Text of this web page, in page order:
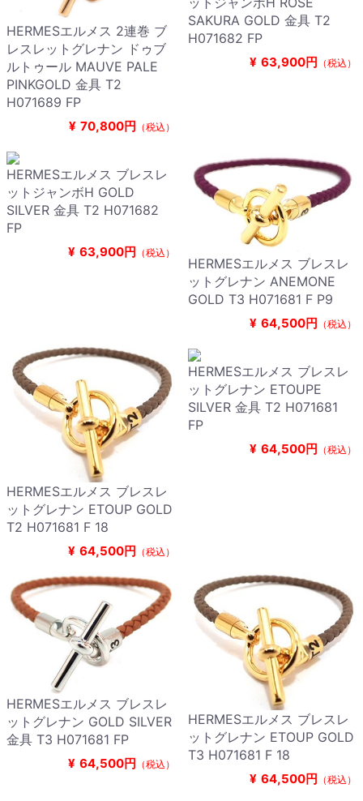
HERMESエルメス 2連巻 ブ
レスレットグレナン ドゥブ
ルトゥール MAUVE PALE
PINKGOLD 金具 T2
H071689 FP
¥ 70,800円 （税込）
SAKURA GOLD 金具 T2
H071682 FP
¥ 63,900円 （税込）
HERMESエルメス ブレスレ
ットジャンボH GOLD
SILVER 金具 T2 H071682
FP
¥ 63,900円 （税込）
HERMESエルメス ブレスレ
ットグレナン ANEMONE
GOLD T3 H071681 F P9
¥ 64,500円 （税込）
HERMESエルメス ブレスレ
ットグレナン ETOUP GOLD
T2 H071681 F 18
¥ 64,500円 （税込）
HERMESエルメス ブレスレ
ットグレナン ETOUPE
SILVER 金具 T2 H071681
FP
¥ 64,500円 （税込）
HERMESエルメス ブレスレ
ットグレナン GOLD SILVER
金具 T3 H071681 FP
¥ 64,500円 （税込）
HERMESエルメス ブレスレ
ットグレナン ETOUP GOLD
T3 H071681 F 18
¥ 64,500円 （税込）